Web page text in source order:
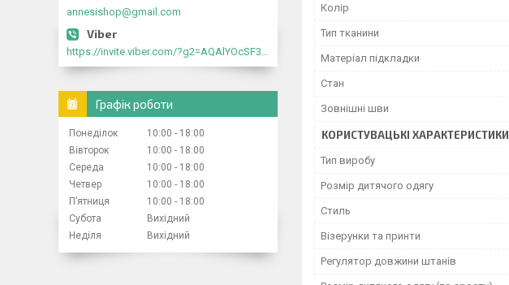
Колір
Тип тканини
Матеріал підкладки
Стан
Зовнішні шви
КОРИСТУВАЦЬКІ ХАРАКТЕРИСТИКИ
Тип виробу
Розмір дитячого одягу
Стиль
Візерунки та принти
Регулятор довжини штанів
annesishop@gmail.com
https://invite.viber.com/?g2=AQAlYOcSF30rb0kdJdojYDWtk4sNE5eWPg2Om5jJmRlpJwnTwfwnCzMMxer2vioZ"
Графік роботи
Понеділок 10:00
18:00
Вівторок
10:00
18:00
Середа
10:00
18:00
Четвер
10:00
18:00
Пʼятниця
10:00
18:00
Субота
Вихідний
Неділя
Вихідний